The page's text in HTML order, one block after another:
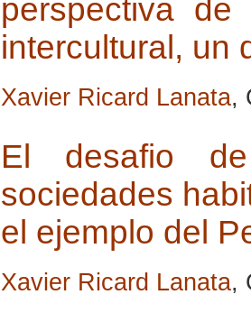
perspectiva
intercultural, un
Xavier Ricard Lanata,
El desafio
sociedades
el ejemplo del
Xavier Ricard Lanata,